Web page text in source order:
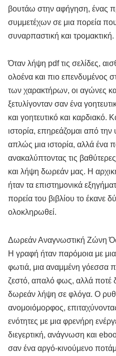
βουτάω στην αφήγηση, ένας
συμμετέχων σε μια πορεία
συναρπαστική και τρομακτική.
Όταν λήψη pdf τις σελίδες,
ολοένα και πιο επενδυμένος
των χαρακτήρων, οι αγώνες
ξετυλίγονταν σαν ένα
και γοητευτικό και καρδιακό.
ιστορία, επηρεάζομαι από την
απλώς μια ιστορία, αλλά ένα
ανακαλύπτοντας τις
και λήψη δωρεάν μας. Η
ήταν τα επιστημονικά
πορεία του βιβλίου το έκανε
ολοκληρωθεί.
Δωρεάν Αναγνωστική Ζώνη
Η γραφή ήταν παρόμοια με
φωτιά, μια αναμμένη γόεσσα
ζεστό, απαλό φως, αλλά ποτέ
δωρεάν λήψη σε φλόγα. Ο
ανομοιόμορφος,
ενότητες με μια φρενήρη
διεγερτική, ανάγνωση και
σαν ένα αργό-κινούμενο